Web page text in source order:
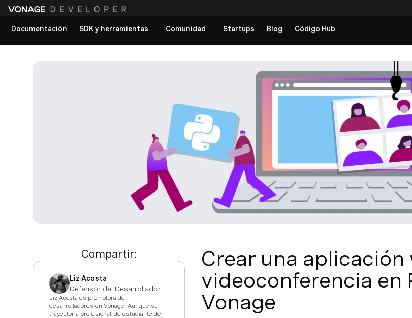
Documentación
SDK y herramientas Comunidad Startups Blog Código Hub
Compartir:
Liz Acosta
Defensor del Desarrollador
Liz Acosta es promotora de
desarrolladores en Vonage. Aunque su
trayectoria profesional, de estudiante de
Crear una aplicación
videoconferencia en
Vonage